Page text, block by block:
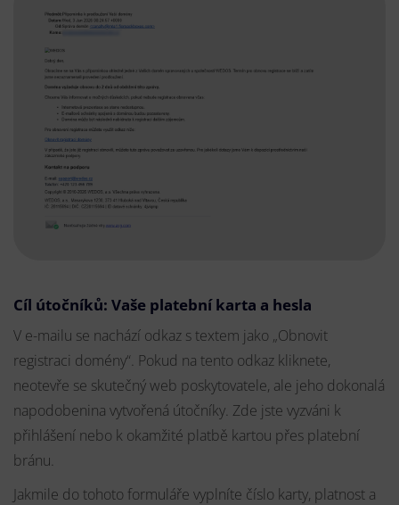
Cíl útočníků: Vaše platební karta a hesla
V e-mailu se nachází odkaz s textem jako „Obnovit
registraci domény“. Pokud na tento odkaz kliknete,
neotevře se skutečný web poskytovatele, ale jeho dokonalá
napodobenina vytvořená útočníky. Zde jste vyzváni k
přihlášení nebo k okamžité platbě kartou přes platební
bránu.
Jakmile do tohoto formuláře vyplníte číslo karty, platnost a